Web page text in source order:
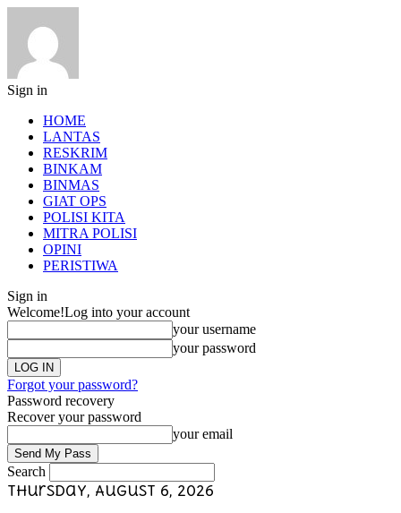
Sign in
HOME
LANTAS
RESKRIM
BINKAM
BINMAS
GIAT OPS
POLISI KITA
MITRA POLISI
OPINI
PERISTIWA
Sign in
Welcome!Log into your account
your username
your password
Forgot your password?
Password recovery
Recover your password
your email
Search
Thursday, August 6, 2026